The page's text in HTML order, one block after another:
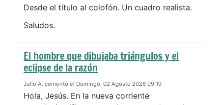
Desde el título al colofón. Un cuadro realista.
Saludos.
El hombre que dibujaba triángulos y el
eclipse de la razón
Julio A. comentó el Domingo, 02 Agosto 2026 09:10
Hola, Jesús. En la nueva corriente